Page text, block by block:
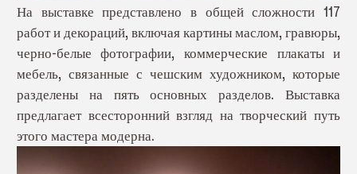
На выставке представлено в общей сложности 117
работ и декораций, включая картины маслом, гравюры,
черно-белые фотографии, коммерческие плакаты и
мебель, связанные с чешским художником, которые
разделены на пять основных разделов. Выставка
предлагает всесторонний взгляд на творческий путь
этого мастера модерна.